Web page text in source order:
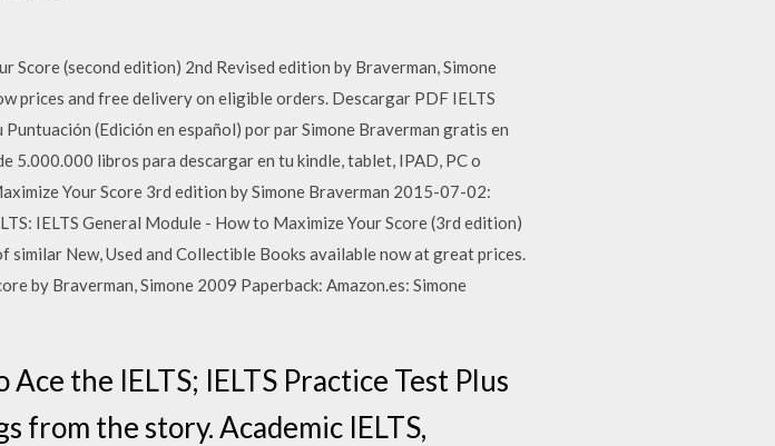
Score (second edition) 2nd Revised edition by Braverman, Simone
prices and free delivery on eligible orders. Descargar PDF IELTS
(Edición en español) por par Simone Braverman gratis en
5.000.000 libros para descargar en tu kindle, tablet, IPAD, PC o
Your Score 3rd edition by Simone Braverman 2015-07-02:
IELTS General Module - How to Maximize Your Score (3rd edition)
New, Used and Collectible Books available now at great prices.
by Braverman, Simone 2009 Paperback: Amazon.es: Simone
the IELTS; IELTS Practice Test Plus
from the story. Academic IELTS,